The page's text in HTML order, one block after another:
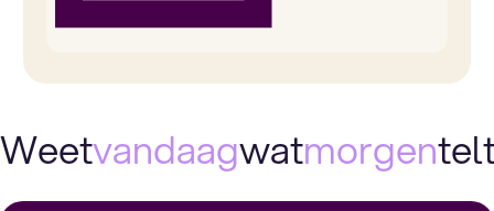
Weetvandaagwatmorgen